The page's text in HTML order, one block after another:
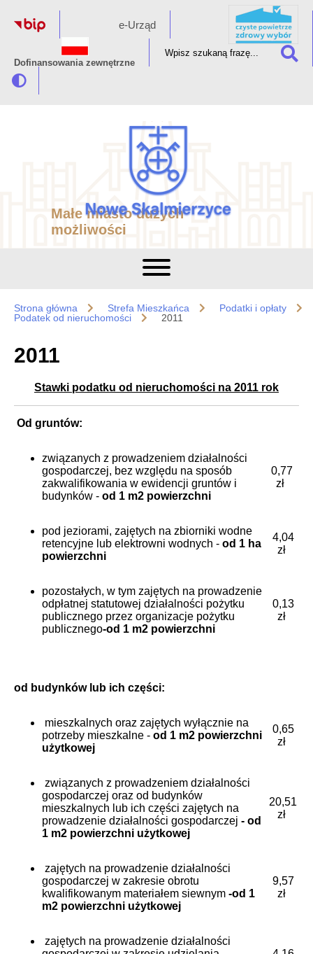
e-Urząd
Dofinansowania zewnętrzne
Małe miasto dużych
możliwości
Strona główna Strefa Mieszkańca
Podatki i opłaty
Podatek od nieruchomości
2011
2011
Stawki podatku od nieruchomości na 2011 rok
Od gruntów:
związanych z prowadzeniem działalności
gospodarczej, bez względu na sposób
zakwalifikowania w ewidencji gruntów i
budynków - od 1 m2 powierzchni
0,77
zł
pod jeziorami, zajętych na zbiorniki wodne
retencyjne lub elektrowni wodnych - od 1 ha
powierzchni
4,04
zł
pozostałych, w tym zajętych na prowadzenie
odpłatnej statutowej działalności pożytku
publicznego przez organizacje pożytku
publicznego-od 1 m2 powierzchni
0,13
zł
od budynków lub ich części:
mieszkalnych oraz zajętych wyłącznie na
potrzeby mieszkalne - od 1 m2 powierzchni
użytkowej
0,65
zł
związanych z prowadzeniem działalności
gospodarczej oraz od budynków
mieszkalnych lub ich części zajętych na
prowadzenie działalności gospodarczej - od
1 m2 powierzchni użytkowej
20,51
zł
zajętych na prowadzenie działalności
gospodarczej w zakresie obrotu
kwalifikowanym materiałem siewnym -od 1
m2 powierzchni użytkowej
9,57
zł
zajętych na prowadzenie działalności